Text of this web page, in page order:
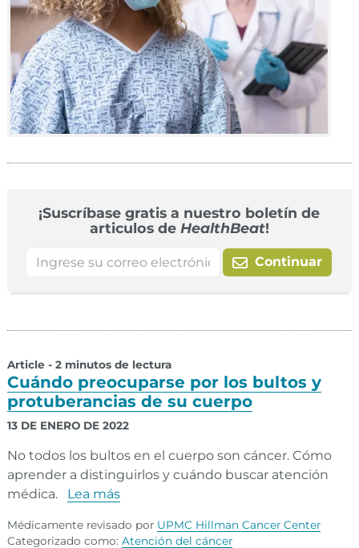
¡Suscríbase gratis a nuestro boletín de
articulos de HealthBeat!
Continuar
Article - 2 minutos de lectura
Cuándo preocuparse por los bultos y
protuberancias de su cuerpo
13 DE ENERO DE 2022
No todos los bultos en el cuerpo son cáncer. Cómo
aprender a distinguirlos y cuándo buscar atención
médica.
Lea más
Médicamente revisado por UPMC Hillman Cancer Center
Categorizado como: Atención del cáncer